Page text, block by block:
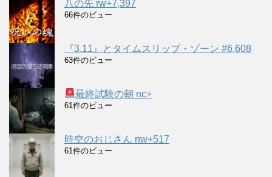
八の先 rw+7,397
66件のビュー
『3.11』とタイムスリップ・ゾーン #6,608
63件のビュー
最終試験の朝 nc+
61件のビュー
時空のおじさん nw+517
61件のビュー